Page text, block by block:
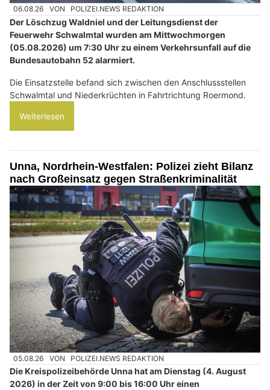
06.08.26 VON POLIZEI.NEWS REDAKTION
Der Löschzug Waldniel und der Leitungsdienst der
Feuerwehr Schwalmtal wurden am Mittwochmorgen
(05.08.2026) um 7:30 Uhr zu einem Verkehrsunfall auf die
Bundesautobahn 52 alarmiert.
Die Einsatzstelle befand sich zwischen den Anschlussstellen
Schwalmtal und Niederkrüchten in Fahrtrichtung Roermond.
Weiterlesen
Unna, Nordrhein-Westfalen: Polizei zieht Bilanz
nach Großeinsatz gegen Straßenkriminalität
05.08.26 VON POLIZEI.NEWS REDAKTION
Die Kreispolizeibehörde Unna hat am Dienstag (4. August
2026) in der Zeit von 9:00 bis 16:00 Uhr einen